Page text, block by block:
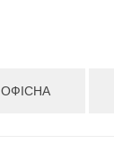
ОФІСНА